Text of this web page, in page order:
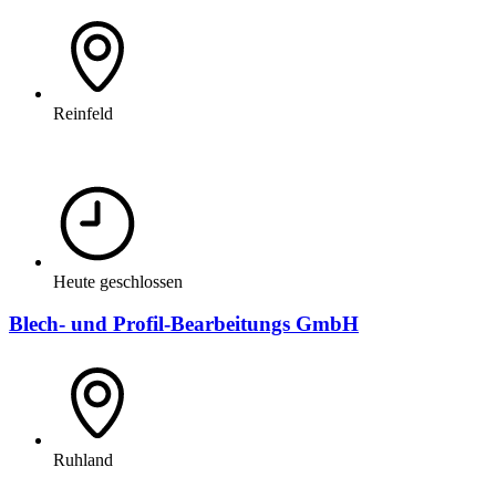
Reinfeld
Heute geschlossen
Blech- und Profil-Bearbeitungs GmbH
Ruhland